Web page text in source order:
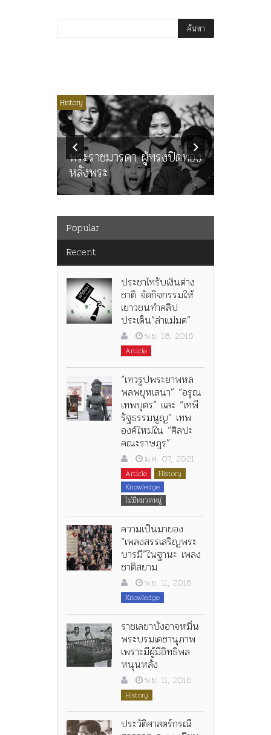
History
พระราชมารดา ผู้ทรงปิดทอง
หลังพระ
Popular
Recent
ประชาไทรับเงินต่าง
ชาติ จัดกิจกรรมให้
เยาวชนทำคลิป
ประเด็น”ล่าแม่มด”
พ.ย. 18, 2016
Article
“เทวรูปพระยาพหล
พลพยุหเสนา” “อรุณ
เทพบุตร” และ “เทพี
รัฐธรรมนูญ” เทพ
องค์ใหม่ใน “ศิลปะ
คณะราษฎร”
ม.ค. 07, 2021
Article
History
Knowledge
ไม่มีหมวดหมู่
ความเป็นมาของ
“เพลงสรรเสริญพระ
บารมี”ในฐานะ เพลง
ชาติสยาม
พ.ย. 11, 2016
Knowledge
ราชเลขาบังอาจหมิ่น
พระบรมเดชานุภาพ
เพราะมีผู้มีอิทธิพล
หนุนหลัง
พ.ย. 11, 2016
History
ประวัติศาสตร์กรณี